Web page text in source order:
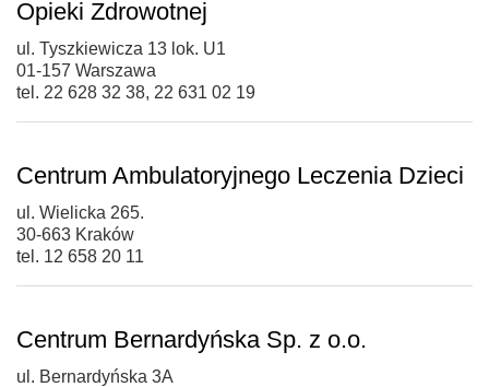
Opieki Zdrowotnej
ul. Tyszkiewicza 13 lok. U1
01-157 Warszawa
tel. 22 628 32 38, 22 631 02 19
Centrum Ambulatoryjnego Leczenia Dzieci
ul. Wielicka 265.
30-663 Kraków
tel. 12 658 20 11
Centrum Bernardyńska Sp. z o.o.
ul. Bernardyńska 3A